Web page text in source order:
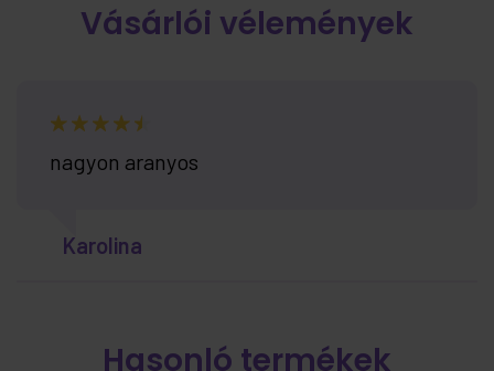
Vásárlói vélemények
nagyon aranyos
Karolina
Hasonló termékek